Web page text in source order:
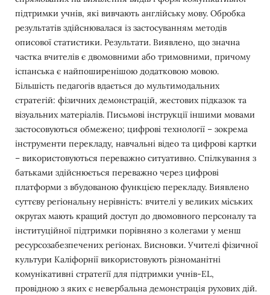
підтримки учнів, які вивчають англійську мову. Обробка
результатів здійснювалася із застосуванням методів
описової статистики. Результати. Виявлено, що значна
частка вчителів є двомовними або тримовними, причому
іспанська є найпоширенішою додатковою мовою.
Більшість педагогів вдається до мультимодальних
стратегій: фізичних демонстрацій, жестових підказок та
візуальних матеріалів. Письмові інструкції іншими мовами
застосовуються обмежено; цифрові технології – зокрема
інструменти перекладу, навчальні відео та цифрові картки
– використовуються переважно ситуативно. Спілкування з
батьками здійснюється переважно через цифрові
платформи з вбудованою функцією перекладу. Виявлено
суттєву регіональну нерівність: вчителі у великих міських
округах мають кращий доступ до двомовного персоналу та
інституційної підтримки порівняно з колегами у менш
ресурсозабезпечених регіонах. Висновки. Учителі фізичної
культури Каліфорнії використовують різноманітні
комунікативні стратегії для підтримки учнів-EL,
провідною з яких є невербальна демонстрація рухових дій.